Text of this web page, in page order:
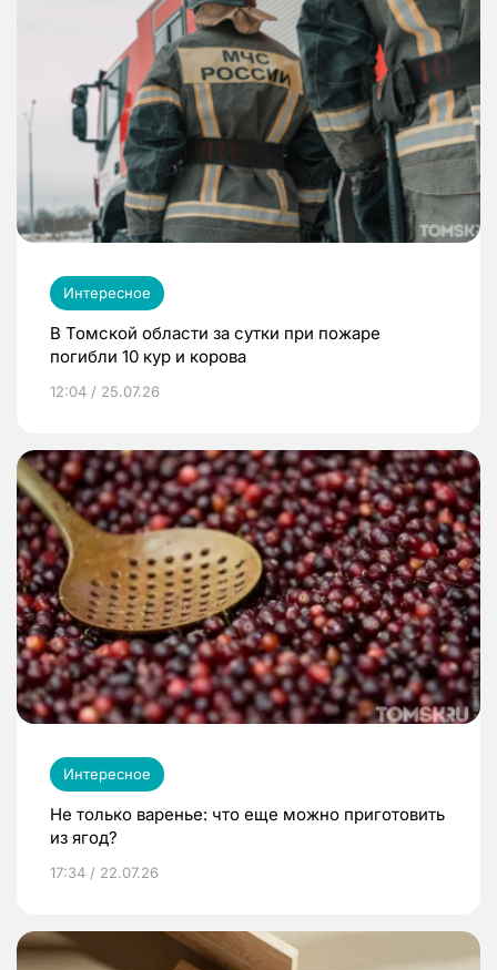
Интересное
В Томской области за сутки при пожаре
погибли 10 кур и корова
12:04 / 25.07.26
Интересное
Не только варенье: что еще можно приготовить
из ягод?
17:34 / 22.07.26